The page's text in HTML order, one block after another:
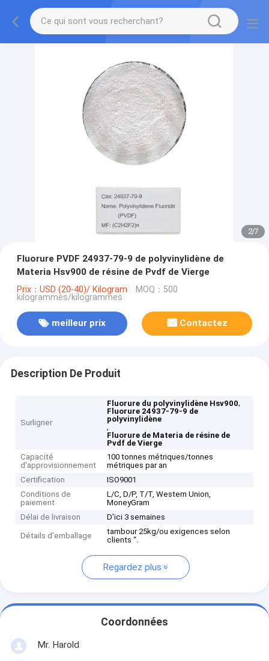
3/7
Fluorure PVDF 24937-79-9 de polyvinylidène de
Materia Hsv900 de résine de Pvdf de Vierge
Prix：USD (20-40)/ Kilogram MOQ：500
kilogrammes/kilogrammes
meilleur prix Contactez
Description De Produit
Surligner
Fluorure du polyvinylidène Hsv900,
Fluorure 24937-79-9 de
polyvinylidène
,
Fluorure de Materia de résine de
Pvdf de Vierge
Capacité
d'approvisionnement
100 tonnes métriques/tonnes
métriques par an
Certification
ISO9001
Conditions de
paiement
L/C, D/P, T/T, Western Union,
MoneyGram
Délai de livraison
D'ici 3 semaines
Détails d'emballage
tambour 25kg/ou exigences selon
clients “.
Regardez plus
Coordonnées
Mr. Harold